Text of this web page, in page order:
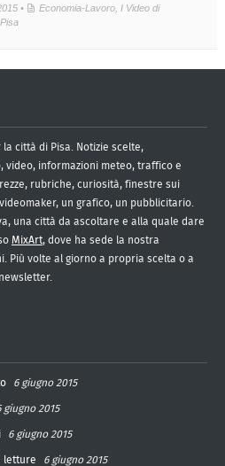
• Economia-Lavoro, I Video di
Pisa
città di Pisa. Notizie scelte,
video, informazioni meteo, traffico e
rubriche, curiosità, finestre sui
un grafico, un pubblicitario.
una città da ascoltare e alla quale dare
MixArt, dove ha sede la nostra
Più volte al giorno a propria scelta o a
6 giugno 2015
giugno 2015
6 giugno 2015
letture 6 giugno 2015